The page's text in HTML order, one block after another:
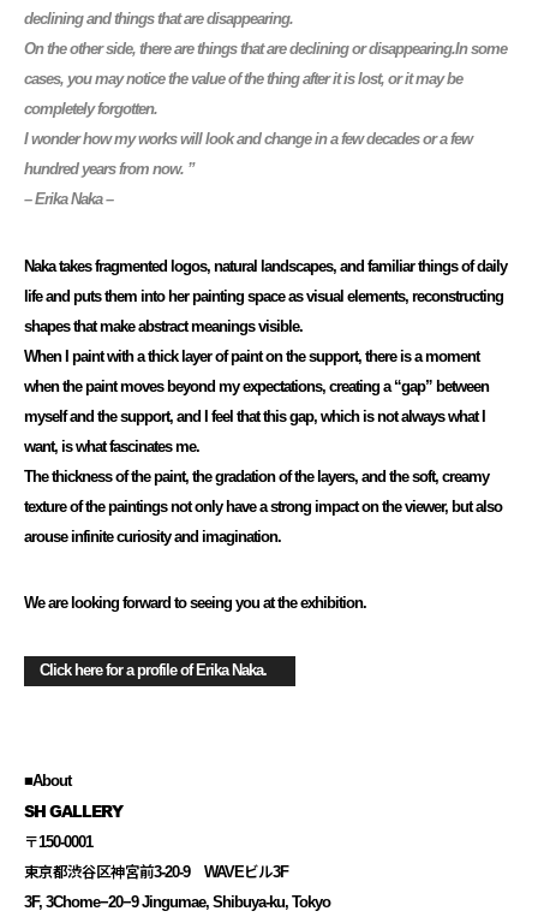
declining and things that are disappearing.
On the other side, there are things that are declining or disappearing.In some
cases, you may notice the value of the thing after it is lost, or it may be
completely forgotten.
I wonder how my works will look and change in a few decades or a few
hundred years from now. ”
– Erika Naka –
Naka takes fragmented logos, natural landscapes, and familiar things of daily
life and puts them into her painting space as visual elements, reconstructing
shapes that make abstract meanings visible.
When I paint with a thick layer of paint on the support, there is a moment
when the paint moves beyond my expectations, creating a “gap” between
myself and the support, and I feel that this gap, which is not always what I
want, is what fascinates me.
The thickness of the paint, the gradation of the layers, and the soft, creamy
texture of the paintings not only have a strong impact on the viewer, but also
arouse infinite curiosity and imagination.
We are looking forward to seeing you at the exhibition.
Click here for a profile of Erika Naka.
■About
SH GALLERY
〒150-0001
東京都渋谷区神宮前3-20-9 WAVEビル3F
3F, 3Chome−20−9 Jingumae, Shibuya-ku, Tokyo